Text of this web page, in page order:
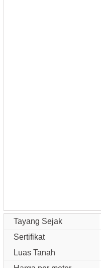
Tayang Sejak
Sertifikat
Luas Tanah